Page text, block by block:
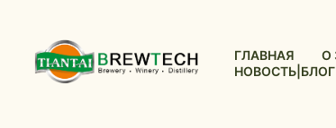
ГЛАВНАЯ О
НОВОСТЬ|БЛОГ